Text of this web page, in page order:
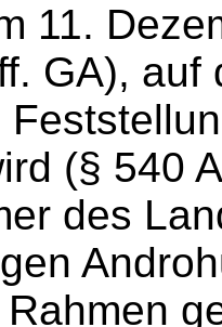
11.
GA),
(§ 540
des